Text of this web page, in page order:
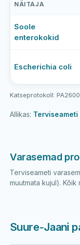
Jaani
paisjärve
veeproovi
NÄITAJA
Soole
enterokokid
Escherichia coli
Katseprotokoll:
Allikas:
Varasemad
Terviseameti
muutmata kujul).
Suure-Jaani